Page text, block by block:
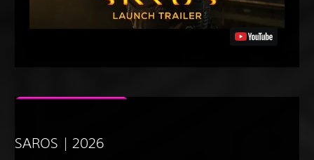
SAROS | 2026